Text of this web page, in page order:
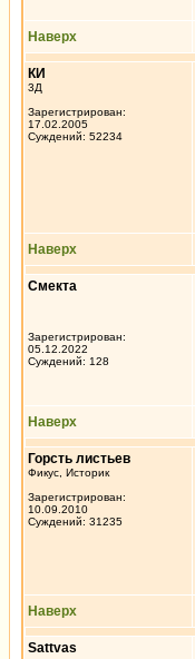
Наверх
КИ
3Д
Зарегистрирован:
17.02.2005
Суждений: 52234
Наверх
Смекта
Зарегистрирован:
05.12.2022
Суждений: 128
Наверх
Горсть листьев
Фикус, Историк
Зарегистрирован:
10.09.2010
Суждений: 31235
Наверх
Sattvas